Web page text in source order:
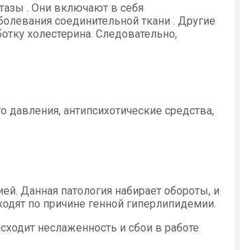
. Они включают в себя
соединительной ткани . Другие
холестерина. Следовательно,
антипсихотические средства,
Данная патология набирает обороты, и
по причине генной гиперлипидемии.
неслаженность и сбои в работе